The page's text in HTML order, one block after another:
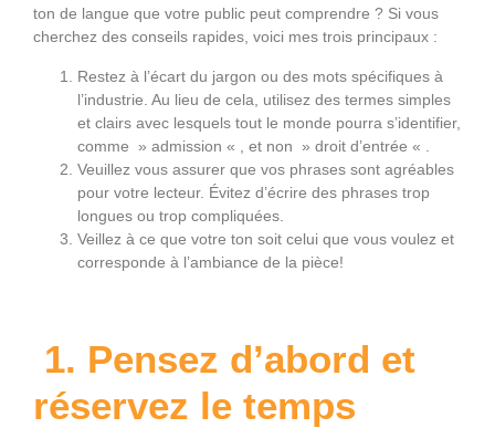
ton de langue que votre public peut comprendre ? Si vous
cherchez des conseils rapides, voici mes trois principaux :
Restez à l’écart du jargon ou des mots spécifiques à
l’industrie. Au lieu de cela, utilisez des termes simples
et clairs avec lesquels tout le monde pourra s’identifier,
comme » admission « , et non » droit d’entrée « .
Veuillez vous assurer que vos phrases sont agréables
pour votre lecteur. Évitez d’écrire des phrases trop
longues ou trop compliquées.
Veillez à ce que votre ton soit celui que vous voulez et
corresponde à l’ambiance de la pièce!
1. Pensez d’abord et
réservez le temps